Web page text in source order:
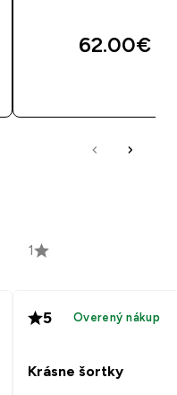
62.00€‎
1
5 Overený nákup
Krásne šortky